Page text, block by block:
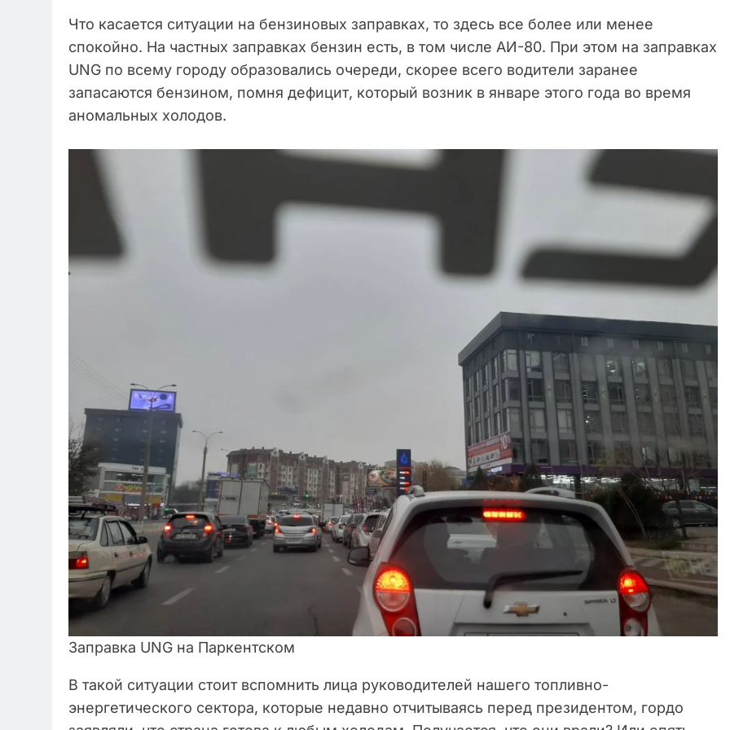
Что касается ситуации на бензиновых заправках, то здесь все более или менее
спокойно. На частных заправках бензин есть, в том числе АИ-80. При этом на заправках
UNG по всему городу образовались очереди, скорее всего водители заранее
запасаются бензином, помня дефицит, который возник в январе этого года во время
аномальных холодов.
Заправка UNG на Паркентском
В такой ситуации стоит вспомнить лица руководителей нашего топливно-
энергетического сектора, которые недавно отчитываясь перед президентом, гордо